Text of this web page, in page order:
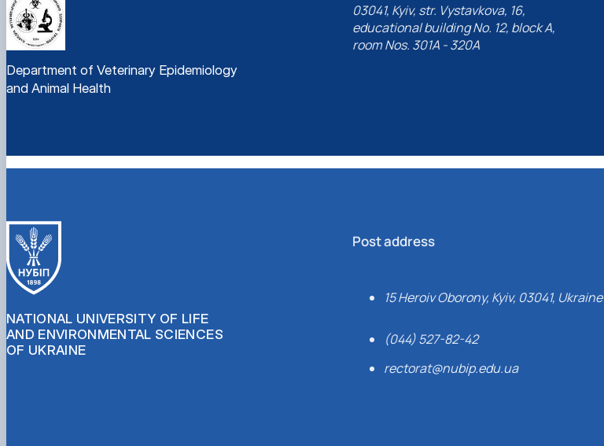
Department of Veterinary Epidemiology
and Animal Health
03041, Kyiv, str. Vystavkova, 16,
educational building No. 12, block A,
room Nos. 301A - 320A
NATIONAL UNIVERSITY OF LIFE
AND ENVIRONMENTAL SCIENCES
OF UKRAINE
Post address
15 Heroiv Oborony, Kyiv, 03041, Ukraine
(044) 527-82-42
rectorat@nubip.edu.ua